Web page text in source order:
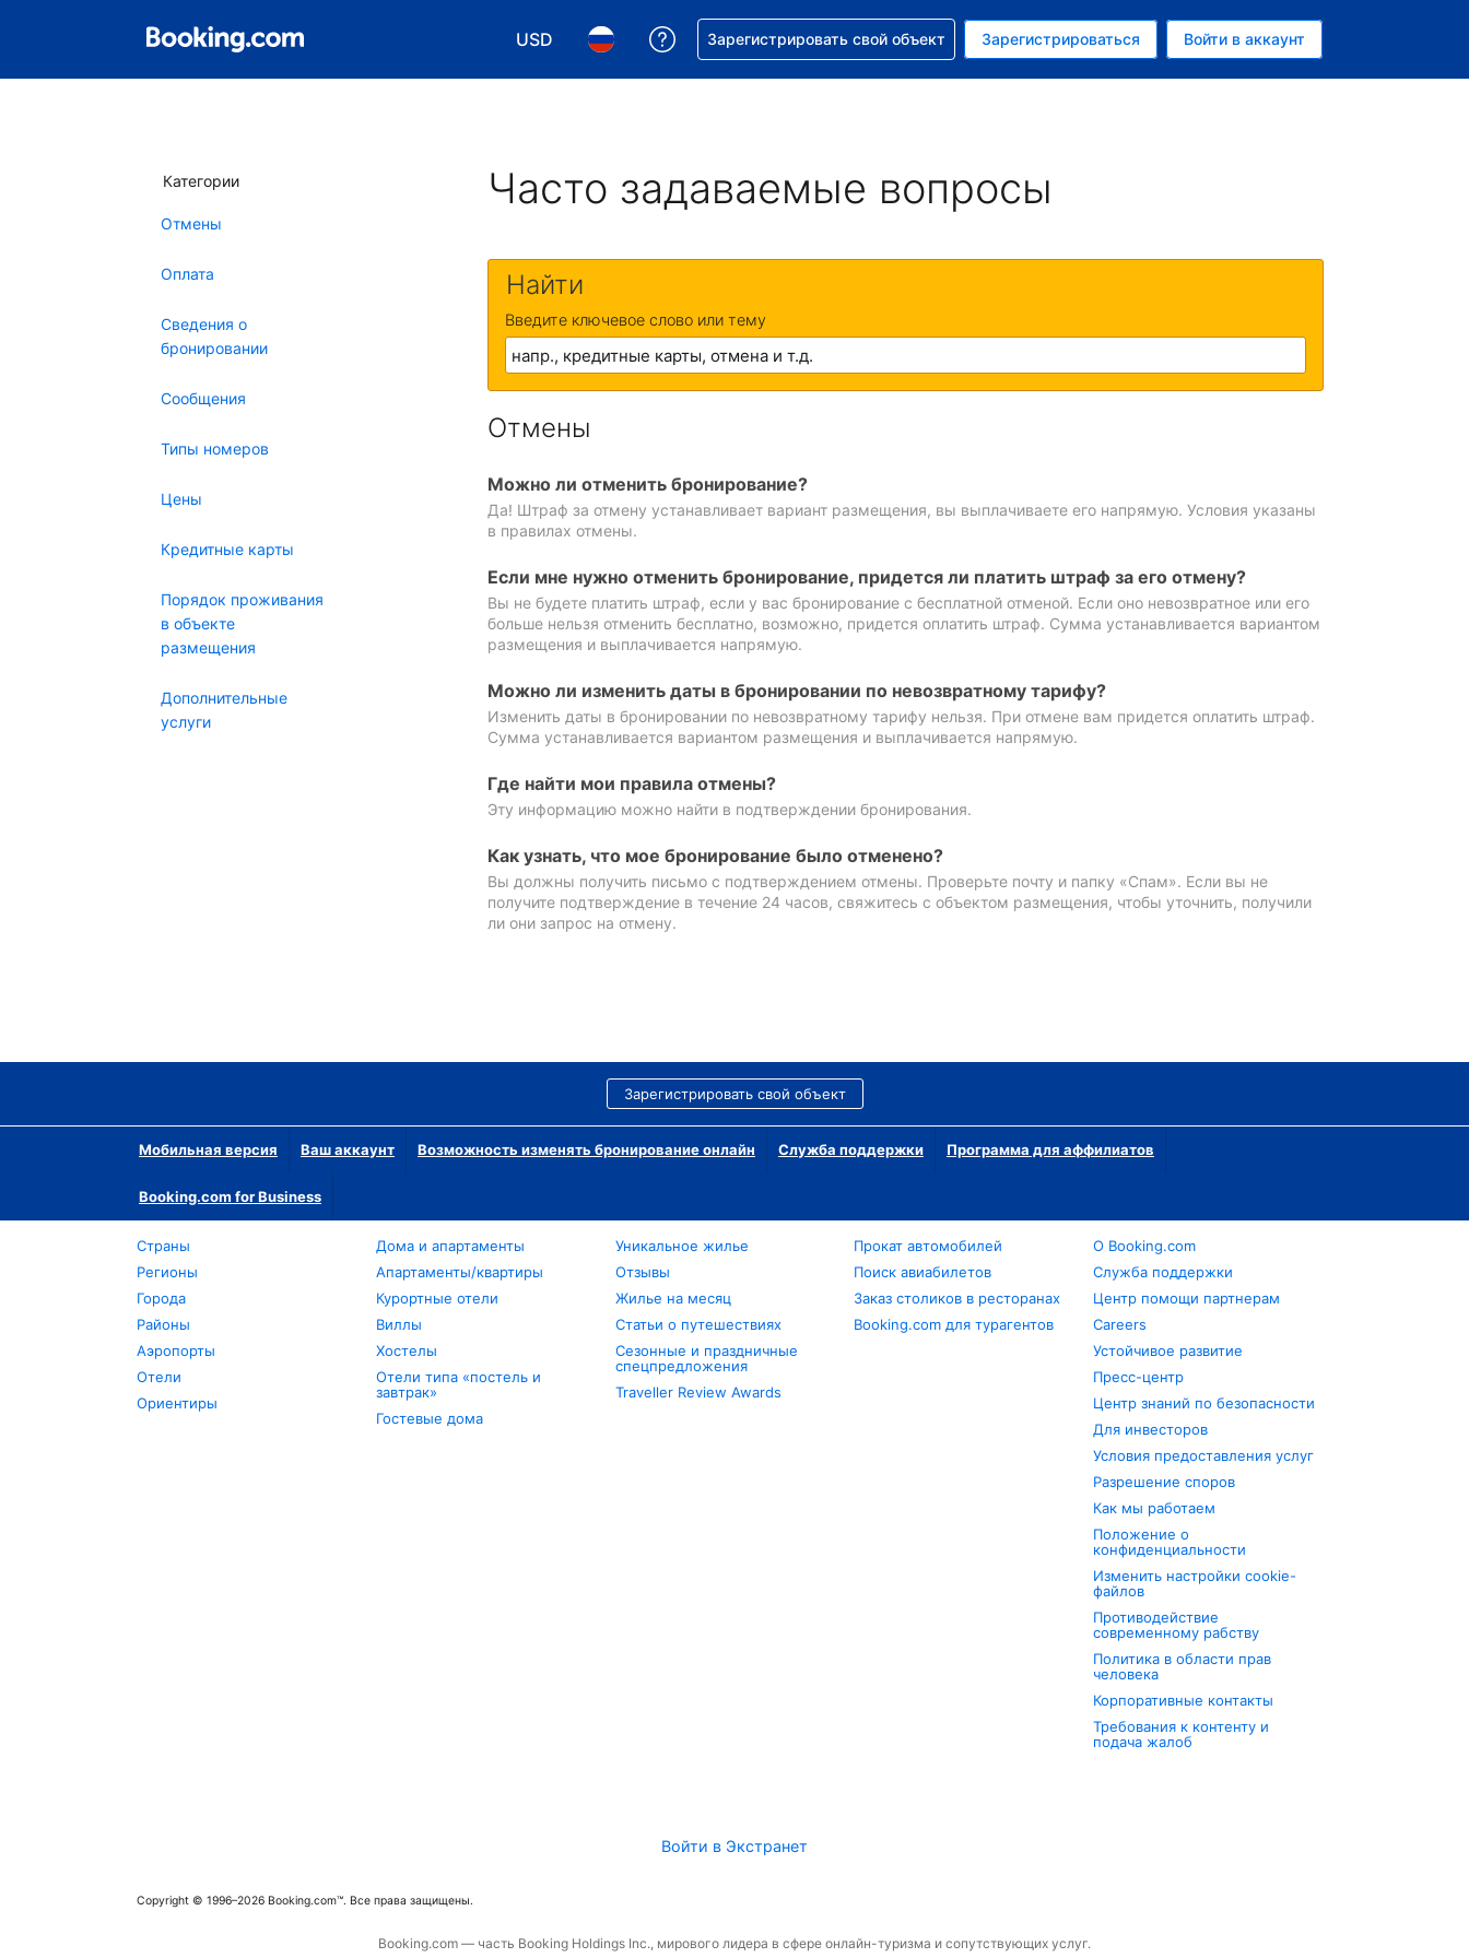
USD
Выберите валюту. Текущая валюта — Доллар США
Выберите язык. Текущий язык — На русском
Получите помощь с бронированием
Зарегистрировать свой объект Зарегистрироваться Войти в аккаунт
Категории
Отмены
Оплата
Сведения о
бронировании
Сообщения
Типы номеров
Цены
Кредитные карты
Порядок проживания
в объекте
размещения
Дополнительные
услуги
Часто задаваемые вопросы
Найти
Введите ключевое слово или тему
Отмены
Можно ли отменить бронирование?
Да! Штраф за отмену устанавливает вариант размещения, вы выплачиваете его напрямую. Условия указаны
в правилах отмены.
Если мне нужно отменить бронирование, придется ли платить штраф за его отмену?
Вы не будете платить штраф, если у вас бронирование с бесплатной отменой. Если оно невозвратное или его
больше нельзя отменить бесплатно, возможно, придется оплатить штраф. Сумма устанавливается вариантом
размещения и выплачивается напрямую.
Можно ли изменить даты в бронировании по невозвратному тарифу?
Изменить даты в бронировании по невозвратному тарифу нельзя. При отмене вам придется оплатить штраф.
Сумма устанавливается вариантом размещения и выплачивается напрямую.
Где найти мои правила отмены?
Эту информацию можно найти в подтверждении бронирования.
Как узнать, что мое бронирование было отменено?
Вы должны получить письмо с подтверждением отмены. Проверьте почту и папку «Спам». Если вы не
получите подтверждение в течение 24 часов, свяжитесь с объектом размещения, чтобы уточнить, получили
ли они запрос на отмену.
Зарегистрировать свой объект
Мобильная версия Ваш аккаунт Возможность изменять бронирование онлайн Служба поддержки Программа для аффилиатов
Booking.com for Business
Страны
Регионы
Города
Районы
Аэропорты
Отели
Ориентиры
Дома и апартаменты
Апартаменты/квартиры
Курортные отели
Виллы
Хостелы
Отели типа «постель и
завтрак»
Гостевые дома
Уникальное жилье
Отзывы
Жилье на месяц
Статьи о путешествиях
Сезонные и праздничные
спецпредложения
Traveller Review Awards
Прокат автомобилей
Поиск авиабилетов
Заказ столиков в ресторанах
Booking.com для турагентов
О Booking.com
Служба поддержки
Центр помощи партнерам
Careers
Устойчивое развитие
Пресс-центр
Центр знаний по безопасности
Для инвесторов
Условия предоставления услуг
Разрешение споров
Как мы работаем
Положение о
конфиденциальности
Изменить настройки cookie-
файлов
Противодействие
современному рабству
Политика в области прав
человека
Корпоративные контакты
Требования к контенту и
подача жалоб
Войти в Экстранет
Copyright © 1996–2026 Booking.com™. Все права защищены.
Booking.com — часть Booking Holdings Inc., мирового лидера в сфере онлайн-туризма и сопутствующих услуг.